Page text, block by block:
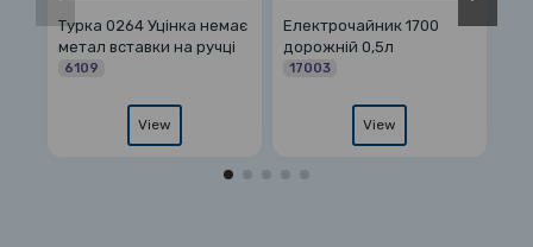
1700
0,5л
Електрочайник 19А 2л
нерж
Чайник